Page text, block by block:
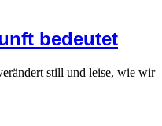
bedeutet
still und leise, wie wir